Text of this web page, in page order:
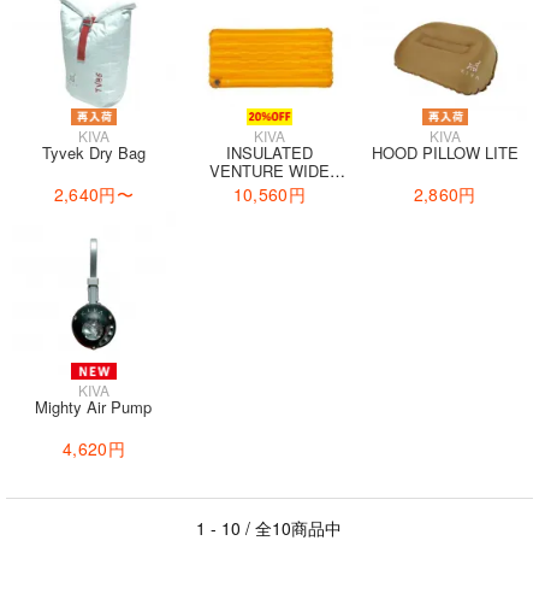
KIVA
Tyvek Dry Bag
2,640円〜
KIVA
INSULATED
VENTURE WIDE
SHORT
10,560円
KIVA
HOOD PILLOW LITE
2,860円
KIVA
Mighty Air Pump
4,620円
1 - 10 / 全10商品中